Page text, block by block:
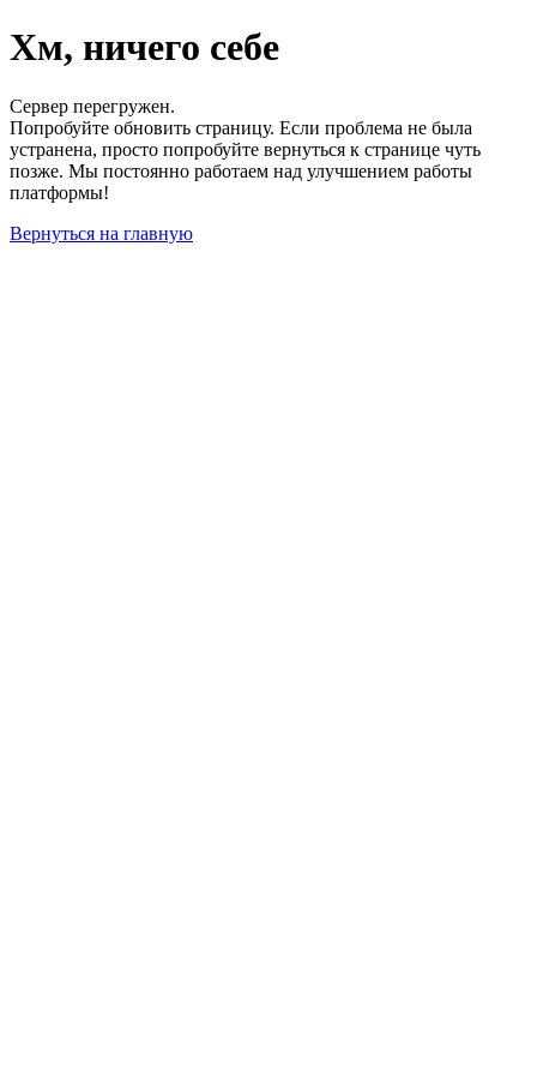
Хм, ничего себе
Сервер перегружен.
Попробуйте обновить страницу. Если проблема не была
устранена, просто попробуйте вернуться к странице чуть
позже. Мы постоянно работаем над улучшением работы
платформы!
Вернуться на главную